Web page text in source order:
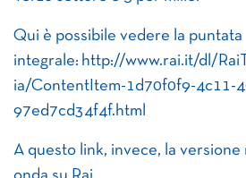
Qui è possibile vedere la puntata
integrale: http://www.rai.it/dl/
ia/ContentItem-1d70f0f9-4c11-
97ed7cd34f4f.html
A questo link, invece, la versione